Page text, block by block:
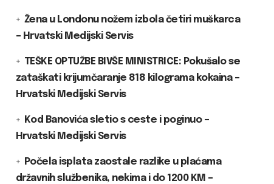
Žena u Londonu nožem izbola četiri muškarca
– Hrvatski Medijski Servis
TEŠKE OPTUŽBE BIVŠE MINISTRICE: Pokušalo se
zataškati krijumčaranje 818 kilograma kokaina –
Hrvatski Medijski Servis
Kod Banovića sletio s ceste i poginuo –
Hrvatski Medijski Servis
Počela isplata zaostale razlike u plaćama
državnih službenika, nekima i do 1200 KM –